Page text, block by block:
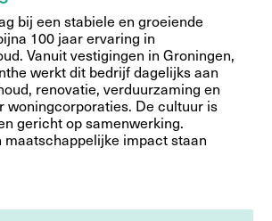
bij een stabiele en groeiende
100 jaar ervaring in
Vanuit vestigingen in Groningen,
werkt dit bedrijf dagelijks aan
renovatie, verduurzaming en
woningcorporaties. De cultuur is
gericht op samenwerking.
maatschappelijke impact staan